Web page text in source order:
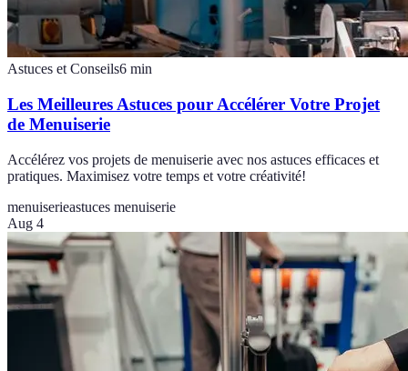
Astuces et Conseils6 min
Les Meilleures Astuces pour Accélérer Votre Projet
de Menuiserie
Accélérez vos projets de menuiserie avec nos astuces efficaces et
pratiques. Maximisez votre temps et votre créativité!
menuiserieastuces menuiserie
Aug 4